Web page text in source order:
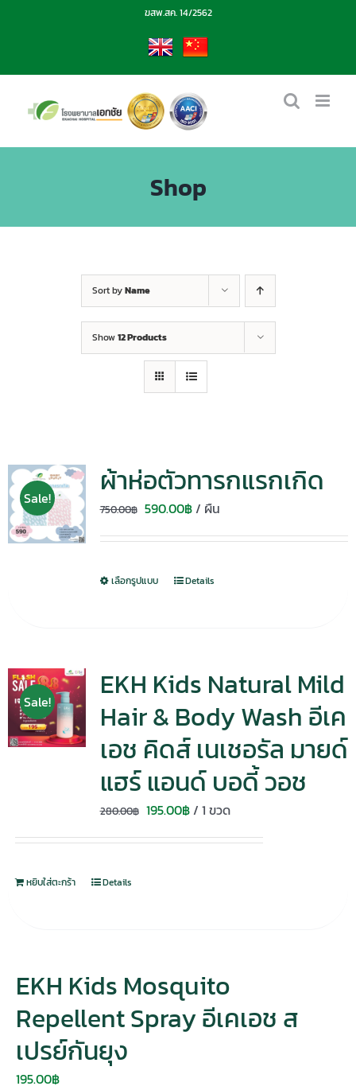
ฆสพ.สค. 14/2562
EN CN
Shop
Sort byName
Show12 Products
Sale! ผ้าห่อตัวทารกแรกเกิด
750.00฿ Original
750.00฿.
590.00฿Current
590.00฿.
/ ผืน
เลือกรูปแบบ Details
Sale!
EKH Kids Natural Mild
Hair & Body Wash อีเค
เอช คิดส์ เนเชอรัล มายด์
แฮร์ แอนด์ บอดี้ วอช
280.00฿ Original
195.00฿Current
/ 1 ขวด
หยิบใส่ตะกร้า Details
EKH Kids Mosquito
Repellent Spray อีเคเอช ส
เปรย์กันยุง
195.00฿